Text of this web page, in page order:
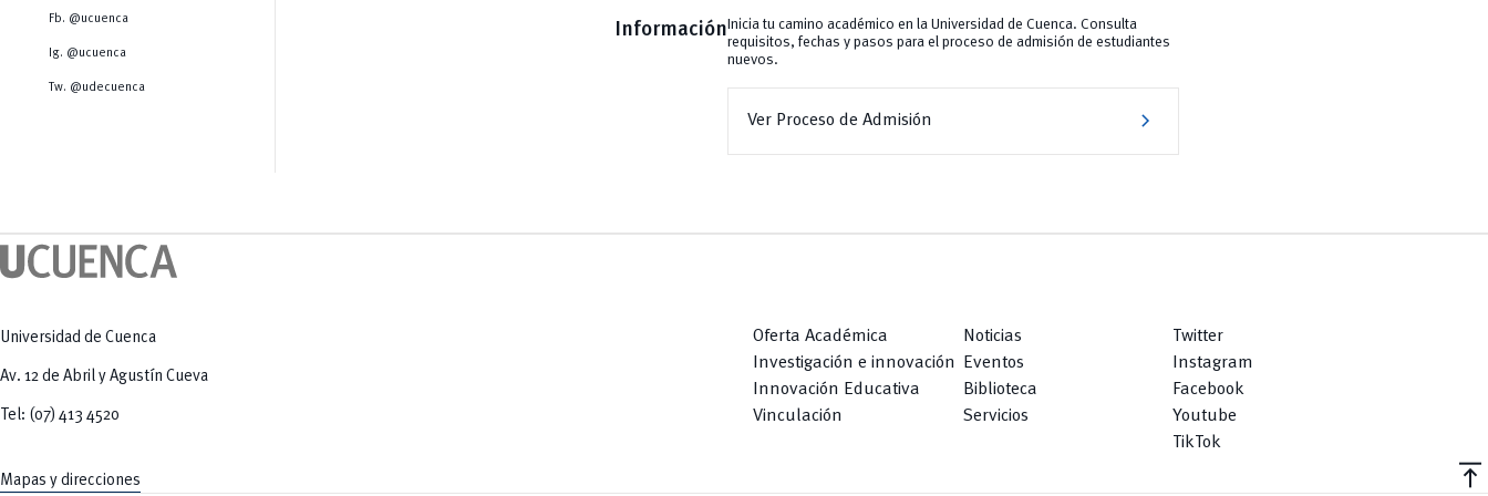
Tecnologías
Radio Universitaria
Sostenibilidad
Fb. @ucuenca
Ig. @ucuenca
Tw. @udecuenca
Información Inicia tu camino académico en la Universidad de Cuenca. Consulta
requisitos, fechas y pasos para el proceso de admisión de estudiantes
nuevos.
Ver Proceso de Admisión chevron_right
Universidad de Cuenca
Av. 12 de Abril y Agustín Cueva
Tel: (07) 413 4520
Mapas y direcciones
Oferta Académica
Investigación e innovación
Innovación Educativa
Vinculación
Noticias
Eventos
Biblioteca
Servicios
Twitter
Instagram
Facebook
Youtube
TikTok
vertical_align_top